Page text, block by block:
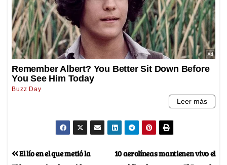
10 aerolíneas mantienen vivo el
El lío en el que metió la